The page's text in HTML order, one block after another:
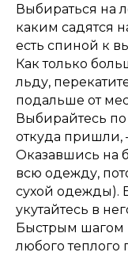
Выбираться на
каким садятся
есть спиной к
Как только
льду,
подальше от
Выбирайтесь по
откуда пришли,
Оказавшись на
всю одежду,
сухой одежды).
укутайтесь в
Быстрым шагом
любого